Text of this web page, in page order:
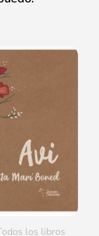
los libros